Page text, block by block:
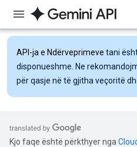
API-ja e Ndërveprimeve tani
disponueshme. Ne
për qasje në të gjitha veçoritë
Kjo faqe është përkthyer nga